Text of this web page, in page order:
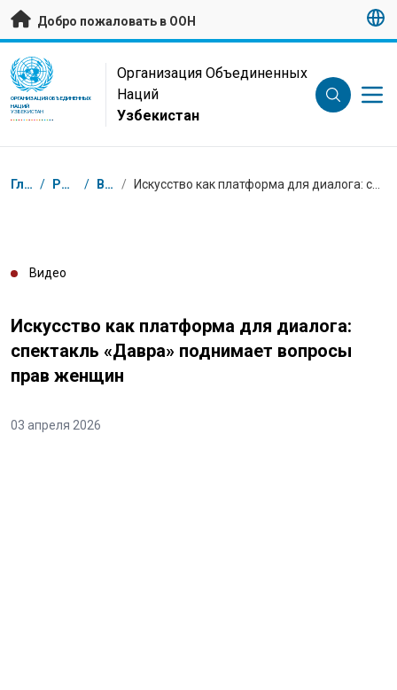
Перейти к основному содержанию
Добро пожаловать в ООН
UN Logo
ОРГАНИЗАЦИЯ ОБЪЕДИНЕННЫХ
НАЦИЙ
УЗБЕКИСТАН
Организация Объединенных
Наций
Узбекистан
Навигационная цепочка
Главная / Ресурсы / Видео /
Видео
Искусство как платформа для диалога:
спектакль «Давра» поднимает вопросы
прав женщин
03 апреля 2026